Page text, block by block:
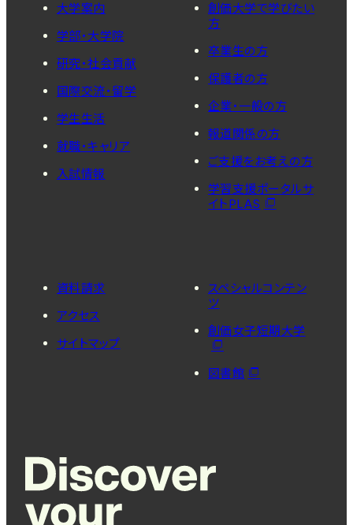
大学案内
学部・大学院
研究・社会貢献
国際交流・留学
学生生活
就職・キャリア
入試情報
創価大学で学びたい
方
卒業生の方
保護者の方
企業・一般の方
報道関係の方
ご支援をお考えの方
学習支援ポータルサ
イトPLAS
資料請求
アクセス
サイトマップ
スペシャルコンテン
ツ
創価女子短期大学
図書館